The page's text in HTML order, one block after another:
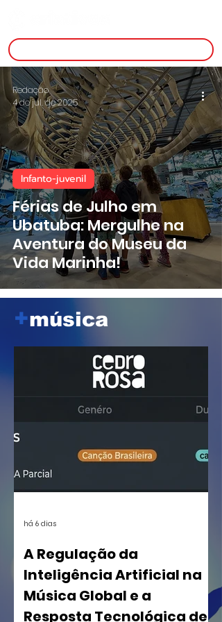
Férias de Julho em
Ubatuba: Mergulhe na
Aventura do Museu da
Vida Marinha!
Infanto-juvenil
Redação
4 de jul. de 2025
+música
A Regulação da
Inteligência Artificial na
Música Global e a
Resposta Tecnológica de
há 6 dias